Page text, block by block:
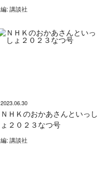
編: 講談社
2023.06.30
ＮＨＫのおかあさんといっし
ょ２０２３なつ号
編: 講談社